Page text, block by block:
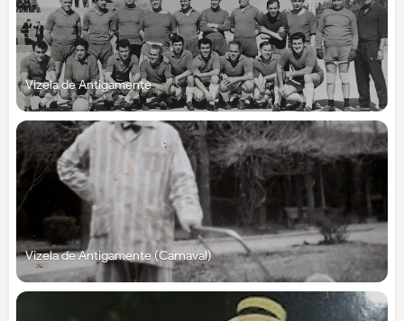
Vizela de Antigamente
Vizela de Antigamente (Carnaval)